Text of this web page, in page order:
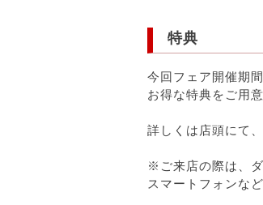
特典
今回フェア開催期
お得な特典をご用
詳しくは店頭にて
※ご来店の際は、
スマートフォンな